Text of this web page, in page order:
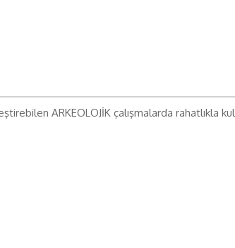
ARKEOLOJİK çalışmalarda rahatlıkla